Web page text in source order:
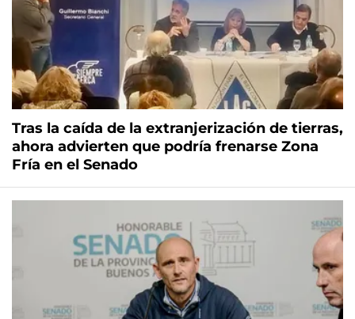
Tras la caída de la extranjerización de tierras,
ahora advierten que podría frenarse Zona
Fría en el Senado